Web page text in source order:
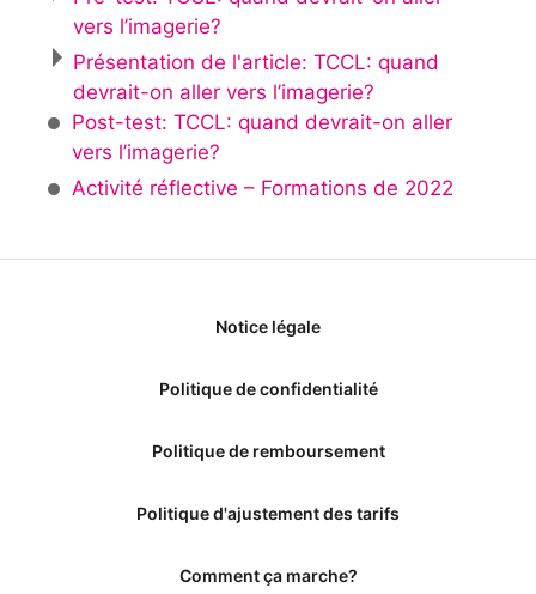
vers l’imagerie?
Présentation de l'article: TCCL: quand
devrait-on aller vers l’imagerie?
Post-test: TCCL: quand devrait-on aller
vers l’imagerie?
Activité réflective – Formations de 2022
Notice légale
Politique de confidentialité
Politique de remboursement
Politique d'ajustement des tarifs
Comment ça marche?